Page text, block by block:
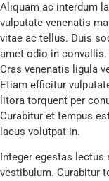
Aliquam ac interdum
vulputate venenatis
vitae ac tellus. Duis
amet odio in
Cras venenatis ligula
Etiam efficitur
litora torquent per
Curabitur et tempus
lacus volutpat in.
Integer egestas
vestibulum. Curabitur